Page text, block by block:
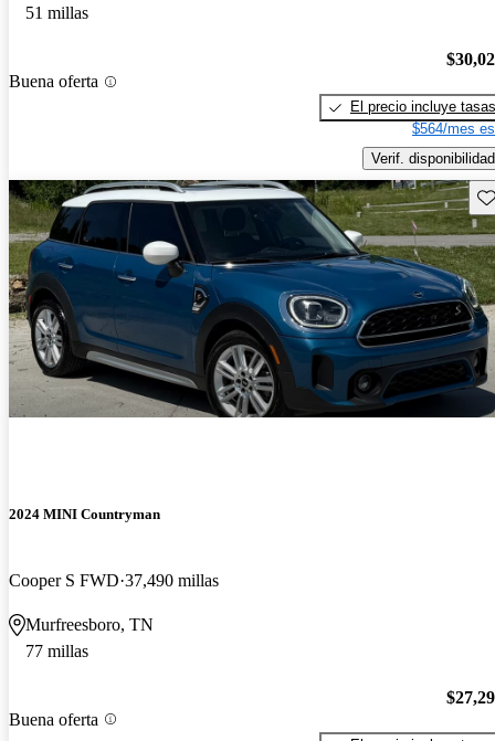
51 millas
Buena oferta
El precio incluye tasas
$564/mes
Verif. disponibilidad
2024 MINI Countryman
Cooper S FWD 37,490 millas
Murfreesboro, TN
77 millas
Buena oferta